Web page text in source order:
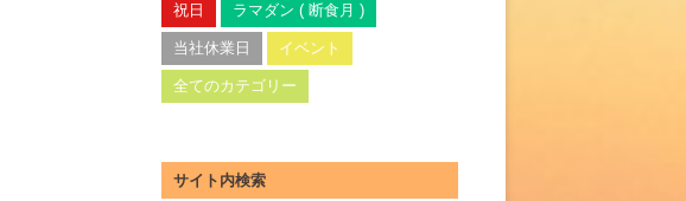
祝日 ラマダン ( 断食月 )
当社休業日 イベント
全てのカテゴリー
サイト内検索